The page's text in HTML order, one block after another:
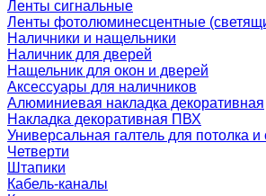
Ленты сигнальные
Ленты фотолюминесцентные
Наличники и нащельники
Наличник для дверей
Нащельник для окон и дверей
Аксессуары для наличников
Алюминиевая накладка декоративная
Накладка декоративная ПВХ
Универсальная галтель для потолка и
Четверти
Штапики
Кабель-каналы